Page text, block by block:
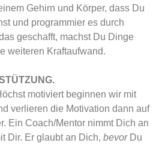
Gehirn und Körper, dass Du
und programmier es durch
geschafft, machst Du Dinge
weiteren Kraftaufwand.
motiviert beginnen wir mit
verlieren die Motivation dann auf
Ein Coach/Mentor nimmt Dich an
Dir. Er glaubt an Dich, bevorDu